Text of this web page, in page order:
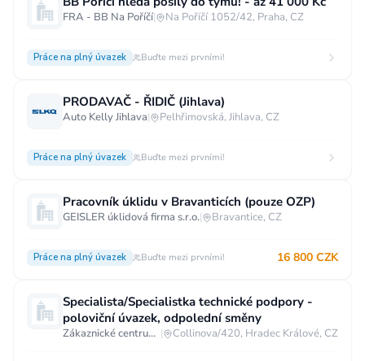
FRA - BB Na Poříčí| Na Poříčí 1052/42, Praha, CZ
Práce na plný úvazek Buďte mezi prvními!
PRODAVAČ - ŘIDIČ (Jihlava)
Auto Kelly Jihlava| Pelhřimovská, Jihlava, CZ
Práce na plný úvazek Buďte mezi prvními!
Pracovník úklidu v Bravanticích (pouze OZP)
GEISLER úklidová firma s.r.o.| Bravantice, CZ
Práce na plný úvazek Buďte mezi prvními! 16 800 CZK
Specialista/Specialistka technické podpory -
poloviční úvazek, odpolední směny
Zákaznické centrum T-Mobile | Collinova/420, Hradec Králové, CZ
Vzdělání
Odborné vyučení bez maturity
Středoškolské nebo odborné vyučení s maturitou
Vyšší odborné
Bakalářské
Vysokoškolské / universitní